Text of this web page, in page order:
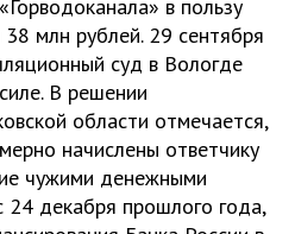
в пользу
млн рублей. 29 сентября
суд в Вологде
В решении
области отмечается,
начислены ответчику
чужими денежными
24 декабря прошлого года,